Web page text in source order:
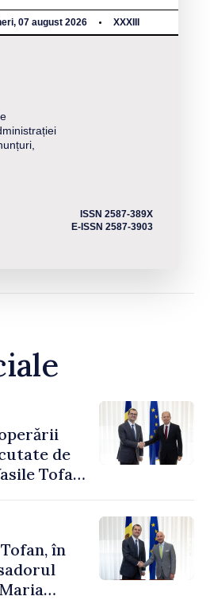
07 august 2026 XXXIII
ISSN 2587-389X
E-ISSN 2587-3903
de
Tofan
în